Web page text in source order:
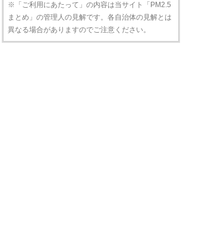
※「ご利用にあたって」の内容は当サイト「PM2.5
まとめ」の管理人の見解です。各自治体の見解とは
異なる場合がありますのでご注意ください。